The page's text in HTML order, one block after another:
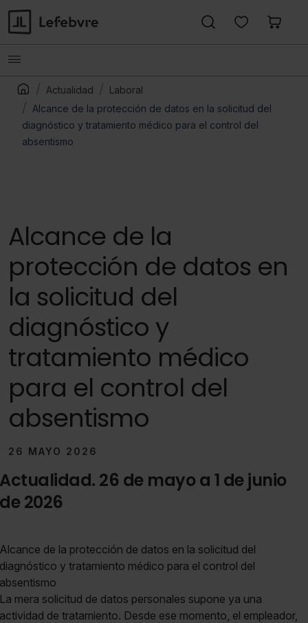
Actualidad
Laboral
Alcance de la protección de datos en la solicitud del
diagnóstico y tratamiento médico para el control del
absentismo
Alcance de la
protección de datos en
la solicitud del
diagnóstico y
tratamiento médico
para el control del
absentismo
26 MAYO 2026
Actualidad. 26 de mayo a 1 de junio
de 2026
Alcance de la protección de datos en la solicitud del
diagnóstico y tratamiento médico para el control del
absentismo
La mera solicitud de datos personales supone ya una
actividad de tratamiento. Desde ese momento, el empleador,